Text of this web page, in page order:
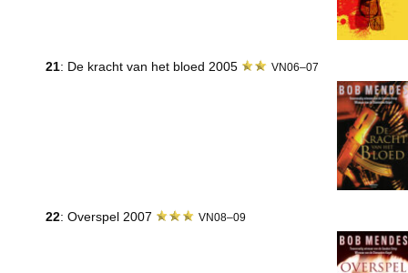
21: De kracht van het bloed 2005 VN06–07
22: Overspel 2007 VN08–09